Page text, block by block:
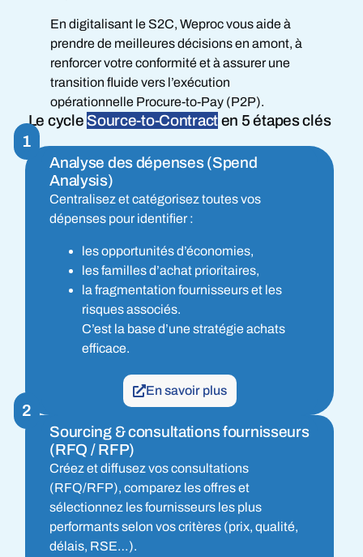
En digitalisant le S2C, Weproc vous aide à
prendre de meilleures décisions en amont, à
renforcer votre conformité et à assurer une
transition fluide vers l’exécution
opérationnelle Procure-to-Pay (P2P).
Le cycle Source-to-Contracten 5 étapes clés
1
Analyse des dépenses (Spend
Analysis)
Centralisez et catégorisez toutes vos
dépenses pour identifier :
les opportunités d’économies,
les familles d’achat prioritaires,
la fragmentation fournisseurs et les
risques associés.
C’est la base d’une stratégie achats
efficace.
En savoir plus
2
Sourcing & consultations fournisseurs
(RFQ / RFP)
Créez et diffusez vos consultations
(RFQ/RFP), comparez les offres et
sélectionnez les fournisseurs les plus
performants selon vos critères (prix, qualité,
délais, RSE…).